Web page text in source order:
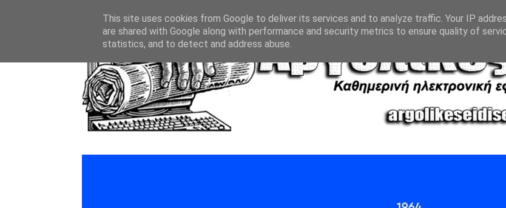
This site uses cookies from Google to deliver its services and to analyze traffic. Your IP
are shared with Google along with performance and security metrics to ensure quality of
statistics, and to detect and address abuse.